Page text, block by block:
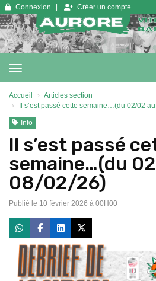
Connexion Créer un compte
Accueil
Articles section
Il s’est passé cette semaine…(du 02/02
Info
Il s’est passé
semaine…(du
08/02/26)
Publié le 10 février 2026 à 00H00
Panneau de gestion des cookies